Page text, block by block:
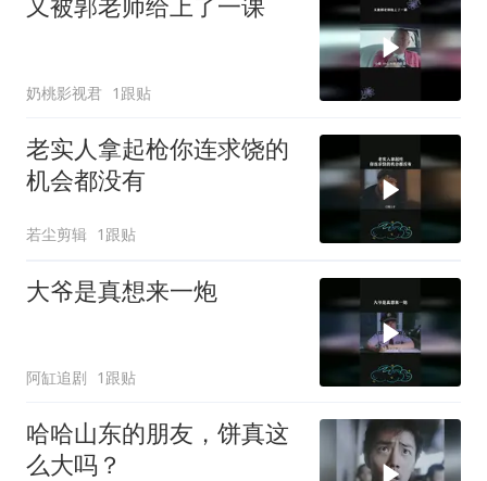
奶桃影视君 1跟贴
老实人拿起枪你连求饶的
机会都没有
若尘剪辑 1跟贴
大爷是真想来一炮
阿缸追剧 1跟贴
哈哈山东的朋友，饼真这
么大吗？